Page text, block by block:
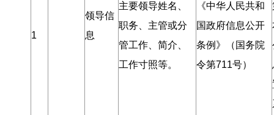
1
领导信
息
主要领导姓名、
职务、主管或分
管工作、简介、
工作寸照等。
《中华人民共和
国政府信息公开
条例》（国务院
令第711号）